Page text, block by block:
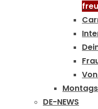
DE-NEWS